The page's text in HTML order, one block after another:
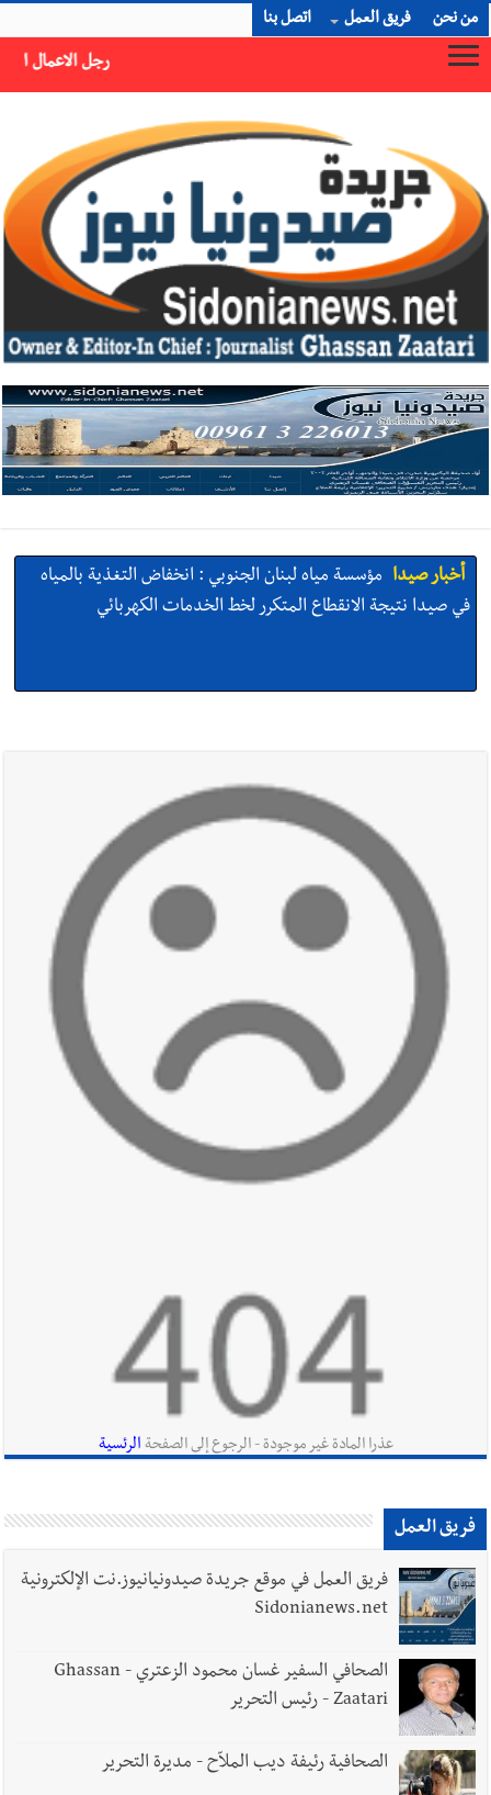
من نحن فريق العمل اتصل بنا
رجل الاعمال الاماراتي خلف الحبتور : 112 شهيداً شُيّعوا في ‫غزة‬ بعد أن بقوا تحت الأنقاض منذ عام 2023: أيُعقل أن يبقى الشعب الفلسطيني يعيش كل هذا الألم؟ وإلى متى تستمر هذه المعاناة التي تمزق القلوب والضمائر؟
أخبار صيدا مؤسسة مياه لبنان الجنوبي : انخفاض التغذية بالمياه
في صيدا نتيجة الانقطاع المتكرر لخط الخدمات الكهربائي
أخبار صيدا مرفأ صيدا.. إمكانيات كبيرة وعائدات ضخمة في واقع
يرويها لبنان تؤسس للمستقبل لا سنة نحتفل بها ثم نطويها
أخبار صيدا
طنبوريت -قضاء صيدا تفتتح مهرجاناتها الصيفية
بدعوة من بلديتها الخميس ٦-٨-٢٠٢٦ مع الفنان المميز أدهم شلهوب
وبرنامج حافل وسهرات ممتعة...شاركونا الفرحة
إنفجار مرفأ أم إنفجار دولة؟... كيف نحمي لبنان؟
أخبار لبنان
راتب النائب من 3 آلاف إلى 5 آلاف دولار شهرياً...
فكيف أقرّت الزيادة؟
أخبار لبنان
أخبار لبنان
عذرا المادة غير موجودة - الرجوع إلى الصفحة الرئسية
فريق العمل
فريق العمل في موقع جريدة صيدونيانيوز.نت الإلكترونية
Sidonianews.net
الصحافي السفير غسان محمود الزعتري - Ghassan
Zaatari - رئيس التحرير
الصحافية رئيفة ديب الملاّح - مديرة التحرير